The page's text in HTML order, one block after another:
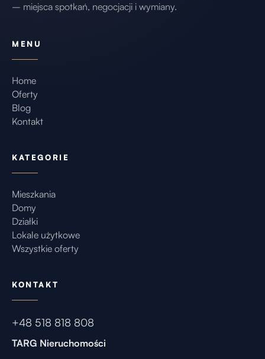
– miejsca spotkań, negocjacji i wymiany.
MENU
Home
Oferty
Blog
Kontakt
KATEGORIE
Mieszkania
Domy
Działki
Lokale użytkowe
Wszystkie oferty
KONTAKT
+48 518 818 808
TARG Nieruchomości